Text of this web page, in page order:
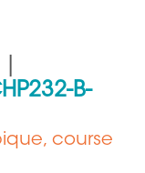
B-
course